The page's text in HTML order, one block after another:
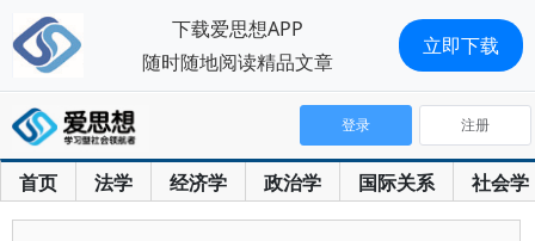
首页 法学 经济学 政治学 国际关系 社会学
登录 注册
下载爱思想APP
随时随地阅读精品文章
立即下载